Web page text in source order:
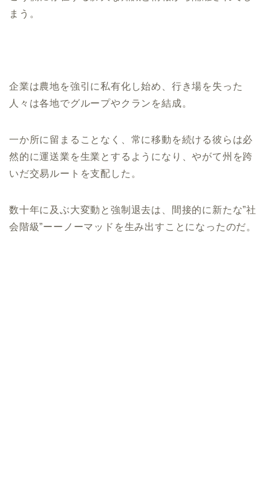
まう。
企業は農地を強引に私有化し始め、行き場を失った
人々は各地でグループやクランを結成。
一か所に留まることなく、常に移動を続ける彼らは必
然的に運送業を生業とするようになり、やがて州を跨
いだ交易ルートを支配した。
数十年に及ぶ大変動と強制退去は、間接的に新たな”社
会階級”ーーノーマッドを生み出すことになったのだ。